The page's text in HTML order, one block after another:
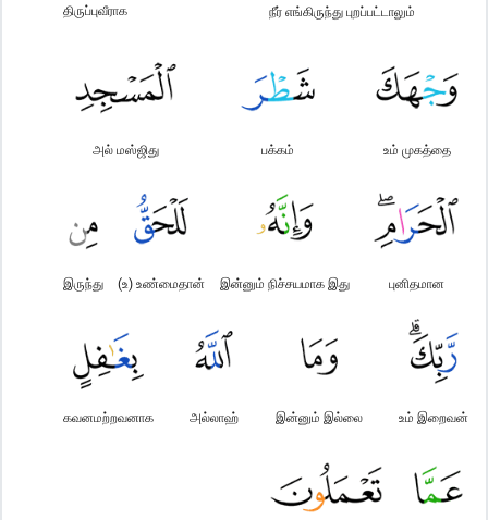
நீர் எங்கிருந்து புறப்பட்டாலும்
திருப்புவீராக
உம் முகத்தை
பக்கம்
அல் மஸ்ஜிது
புனிதமான
இன்னும் நிச்சயமாக இது
(உ) உண்மைதான்
இருந்து
உம் இறைவன்
இன்னும் இல்லை
அல்லாஹ்
கவனமற்றவனாக